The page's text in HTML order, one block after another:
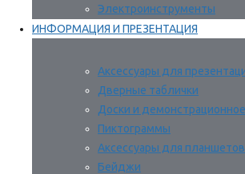
Электроинструменты
ИНФОРМАЦИЯ И ПРЕЗЕНТАЦИЯ
Аксессуары для
Дверные таблички
Доски и
Пиктограммы
Аксессуары для
Бейджи